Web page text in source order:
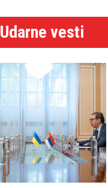
Udarne vesti